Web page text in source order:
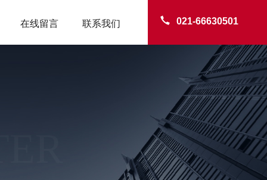
021-66630501
在线留言 联系我们